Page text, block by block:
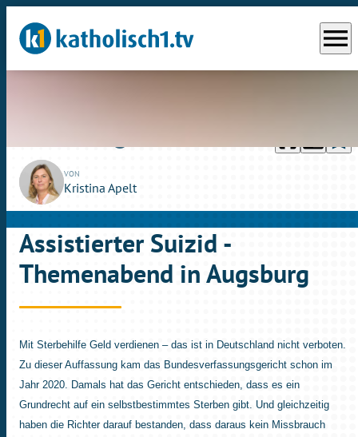
menu
VON
Kristina Apelt
Assistierter Suizid -
Themenabend in Augsburg
Mit Sterbehilfe Geld verdienen – das ist in Deutschland nicht verboten.
Zu dieser Auffassung kam das Bundesverfassungsgericht schon im
Jahr 2020. Damals hat das Gericht entschieden, dass es ein
Grundrecht auf ein selbstbestimmtes Sterben gibt. Und gleichzeitig
haben die Richter darauf bestanden, dass daraus kein Missbrauch